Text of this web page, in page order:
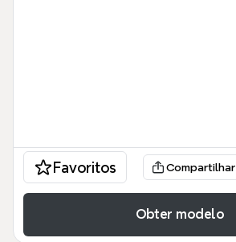
Favoritos Compartilhar
Obter modelo